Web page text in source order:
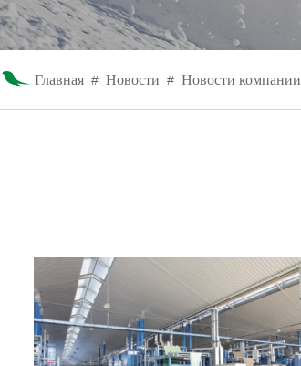
Главная # Новости # Новости компании